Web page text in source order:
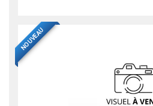
NOUVEAU